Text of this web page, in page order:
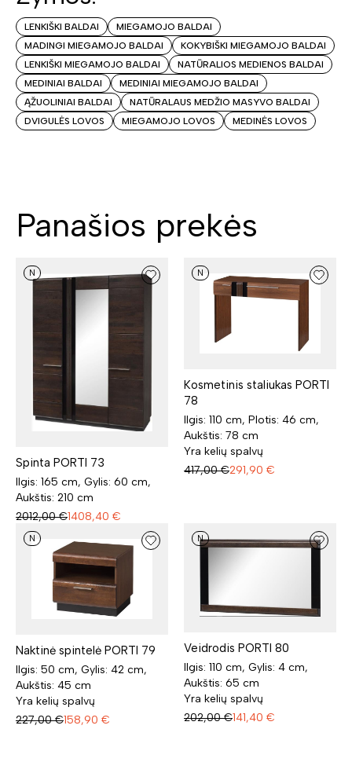
LENKIŠKI BALDAI
MIEGAMOJO BALDAI
MADINGI MIEGAMOJO BALDAI
KOKYBIŠKI MIEGAMOJO BALDAI
LENKIŠKI MIEGAMOJO BALDAI
NATŪRALIOS MEDIENOS BALDAI
MEDINIAI BALDAI
MEDINIAI MIEGAMOJO BALDAI
ĄŽUOLINIAI BALDAI
NATŪRALAUS MEDŽIO MASYVO BALDAI
DVIGULĖS LOVOS
MIEGAMOJO LOVOS MEDINĖS LOVOS
Panašios prekės
N
Spinta PORTI 73
Ilgis: 165 cm, Gylis: 60 cm,
Aukštis: 210 cm
2012,00 €1408,40 €
N
Kosmetinis staliukas PORTI
78
Ilgis: 110 cm, Plotis: 46 cm,
Aukštis: 78 cm
Yra kelių spalvų
417,00 €291,90 €
N
Naktinė spintelė PORTI 79
Ilgis: 50 cm, Gylis: 42 cm,
Aukštis: 45 cm
Yra kelių spalvų
227,00 €158,90 €
N
Veidrodis PORTI 80
Ilgis: 110 cm, Gylis: 4 cm,
Aukštis: 65 cm
Yra kelių spalvų
202,00 €141,40 €